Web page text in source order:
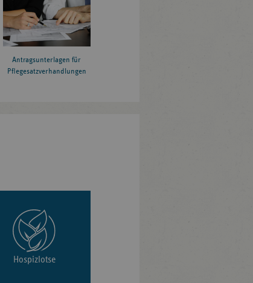
Antragsunterlagen für
Pflegesatzverhandlungen
Hospizlotse